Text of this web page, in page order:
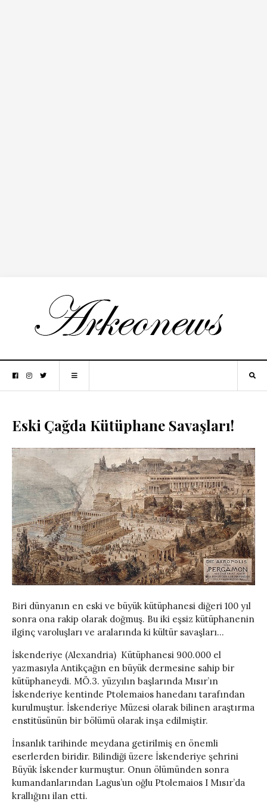
Eski Çağda Kütüphane Savaşları!
Biri dünyanın en eski ve büyük kütüphanesi diğeri 100 yıl
sonra ona rakip olarak doğmuş. Bu iki eşsiz kütüphanenin
ilginç varoluşları ve aralarında ki kültür savaşları…
İskenderiye (Alexandria) Kütüphanesi 900.000 el
yazmasıyla Antikçağın en büyük dermesine sahip bir
kütüphaneydi. MÖ.3. yüzyılın başlarında Mısır’ın
İskenderiye kentinde Ptolemaios hanedanı tarafından
kurulmuştur. İskenderiye Müzesi olarak bilinen araştırma
enstitüsünün bir bölümü olarak inşa edilmiştir.
İnsanlık tarihinde meydana getirilmiş en önemli
eserlerden biridir. Bilindiği üzere İskenderiye şehrini
Büyük İskender kurmuştur. Onun ölümünden sonra
kumandanlarından Lagus’un oğlu Ptolemaios I Mısır’da
krallığını ilan etti.